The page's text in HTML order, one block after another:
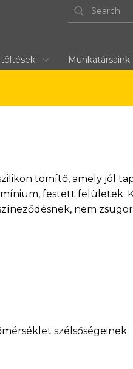
Munkatársaink
tömítő, amely jól
festett felületek.
nem
szélsőségeinek